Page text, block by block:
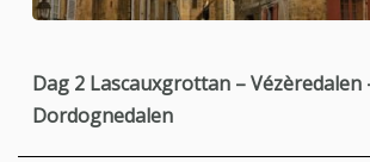
Dag 2 Lascauxgrottan – Vézèredalen
Dordognedalen